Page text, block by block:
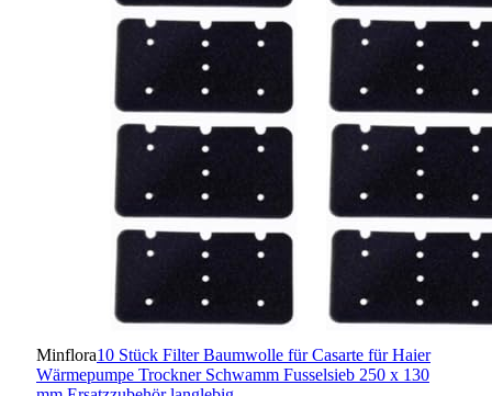
Minflora10 Stück Filter Baumwolle für Casarte für Haier
Wärmepumpe Trockner Schwamm Fusselsieb 250 x 130